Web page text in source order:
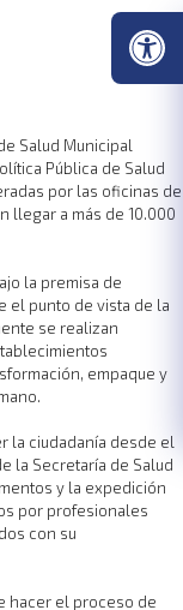
Salud Municipal
Pública de Salud
por las oficinas de
llegar a más de 10.000
la premisa de
el punto de vista de la
se realizan
empaque y
la ciudadanía desde el
la Secretaría de Salud
y la expedición
por profesionales
con su
hacer el proceso de